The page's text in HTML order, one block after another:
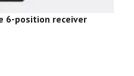
6-position receiver